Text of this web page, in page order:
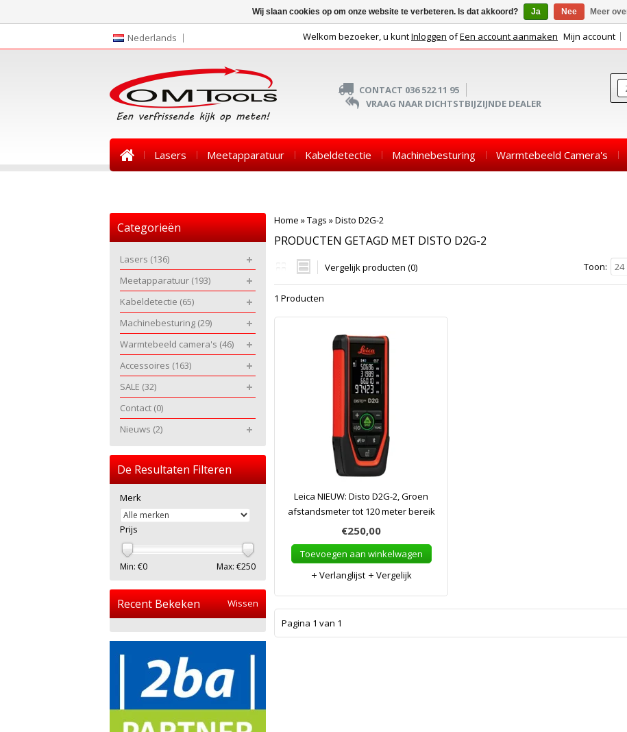
Nederlands Welkom bezoeker, u kuntInloggen ofEen account aanmaken Mijn account
CONTACT 036 522 11 95
VRAAG NAAR DICHTSTBIJZIJNDE DEALER
Lasers Meetapparatuur Kabeldetectie Machinebesturing Warmtebeeld Camera's
Home »Tags »Disto D2G-2
PRODUCTEN GETAGD MET DISTO D2G-2
Vergelijk producten (0) Toon: 24
1 Producten
Leica NIEUW: Disto D2G-2, Groen
afstandsmeter tot 120 meter bereik
€250,00
Toevoegen aan winkelwagen
Verlanglijst
Vergelijk
Pagina 1 van 1
Categorieën
Lasers (136)
Meetapparatuur (193)
Kabeldetectie (65)
Machinebesturing (29)
Warmtebeeld camera's (46)
Accessoires (163)
SALE (32)
Contact (0)
Nieuws (2)
De Resultaten Filteren
Merk
Prijs
Min: €0 Max: €250
Recent Bekeken Wissen
Wij slaan cookies op om onze website te verbeteren. Is dat akkoord? Ja Nee Meer